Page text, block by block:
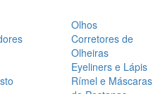
Olhos
Corretores de
Olheiras
Eyeliners e Lápis
Rímel e Máscaras